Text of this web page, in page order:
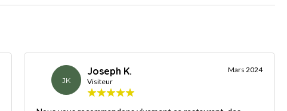
JK
Joseph K.
Visiteur
Mars 2024